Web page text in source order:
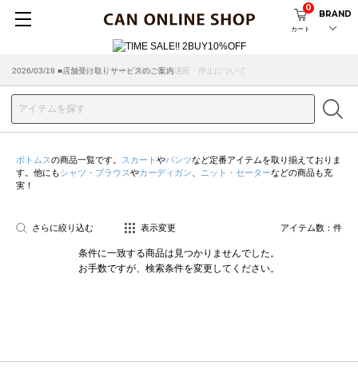
カート
0
BRAND
2026/07/29 ■【お知らせ】ヤマト運輸の配送遅延・停止について
2026/03/18 ■店舗受け取りサービスのご案内
ボトムスの商品一覧です。 スカート やパンツなど定番アイテムを取り揃えておりま
す。他にもシャツ・ブラウスやカーディガン ニット・セーターなどの商品も充
実！
さらに絞り込む 表示変更 アイテム数： 件
条件に一致する商品は見つかりませんでした。
お手数ですが、検索条件を変更してください。